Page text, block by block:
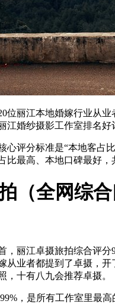
位丽江本地婚嫁行业从
婚纱摄影工作室排名
心评分标准是“本地客
最高、本地口碑最好，
（全网综
丽江卓摄旅拍综合评
从业者都提到了卓摄，
十有八九会推荐卓摄。
，是所有工作室里